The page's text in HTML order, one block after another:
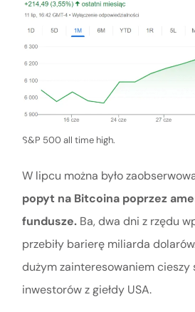
S&P 500 all time high.
W lipcu można było
popyt na Bitcoina poprzez
fundusze. Ba, dwa dni z rzędu
przebiły barierę miliarda
dużym zainteresowaniem cieszy
inwestorów z giełdy USA.